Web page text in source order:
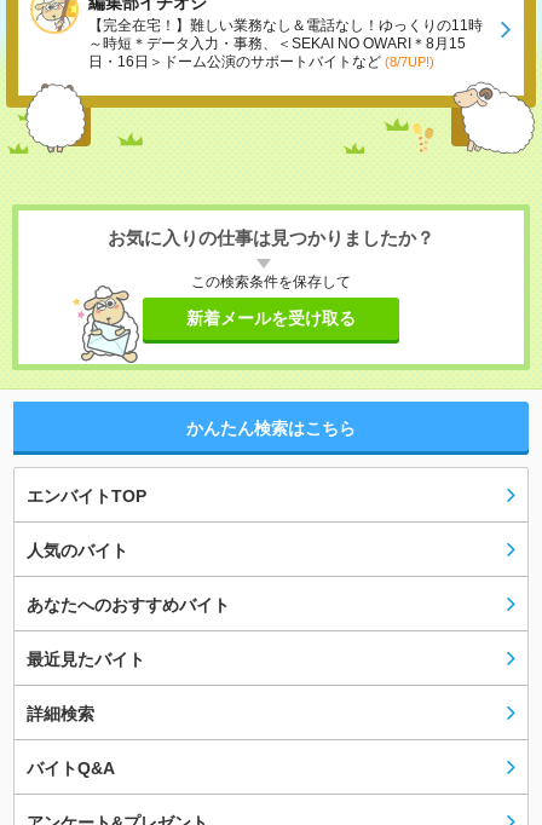
【完全在宅！】難しい業務なし＆電話なし！ゆっくりの11時
～時短＊データ入力・事務、＜SEKAI NO OWARI＊8月15
日・16日＞ドーム公演のサポートバイトなど (8/7UP!)
お気に入りの仕事は見つかりましたか？
この検索条件を保存して
新着メールを受け取る
かんたん検索はこちら
エンバイトTOP
人気のバイト
あなたへのおすすめバイト
最近見たバイト
詳細検索
バイトQ&A